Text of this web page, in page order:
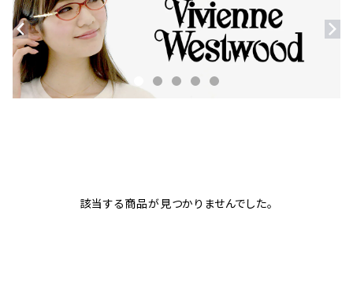
該当する商品が見つかりませんでした。